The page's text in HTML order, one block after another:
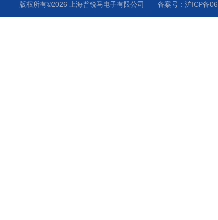
版权所有©2026 上海普锐马电子有限公司 备案号：沪ICP备